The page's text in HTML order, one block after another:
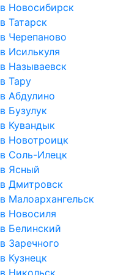
в Новосибирск
в Татарск
в Черепаново
в Исилькуля
в Называевск
в Тару
в Абдулино
в Бузулук
в Кувандык
в Новотроицк
в Соль-Илецк
в Ясный
в Дмитровск
в Малоархангельск
в Новосиля
в Белинский
в Заречного
в Кузнецк